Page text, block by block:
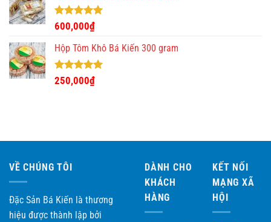
Được xếp
hạng
5.00
5 sao
600,000₫
Hộp Tôm Khô Bá Kiến 300 gram
Được xếp
hạng
5.00
250,000₫
VỀ CHÚNG TÔI
Đặc Sản Bá Kiến là thương
hiệu được thành lập bởi
DÀNH CHO
KHÁCH
HÀNG
KẾT NỐI
MẠNG XÃ
HỘI